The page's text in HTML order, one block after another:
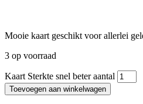
Mooie kaart geschikt voor allerlei
3 op voorraad
Kaart Sterkte snel beter aantal
Toevoegen aan winkelwagen